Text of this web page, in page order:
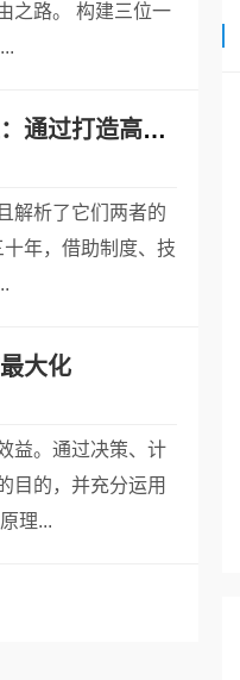
之路。 构建三位一
《哈佛商业评论》评论良币企业和草台班子企业：通过打造高效能领导团队，将企业打造成高效能组织
解析了它们两者的
年，借助制度、技
大化
益。通过决策、计
目的，并充分运用
理...